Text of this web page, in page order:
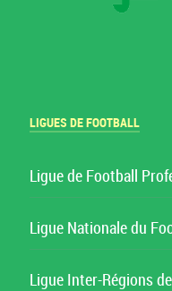
LIGUES DE FOOTBALL
Ligue de Football
Ligue Nationale du
Ligue Inter-Régions